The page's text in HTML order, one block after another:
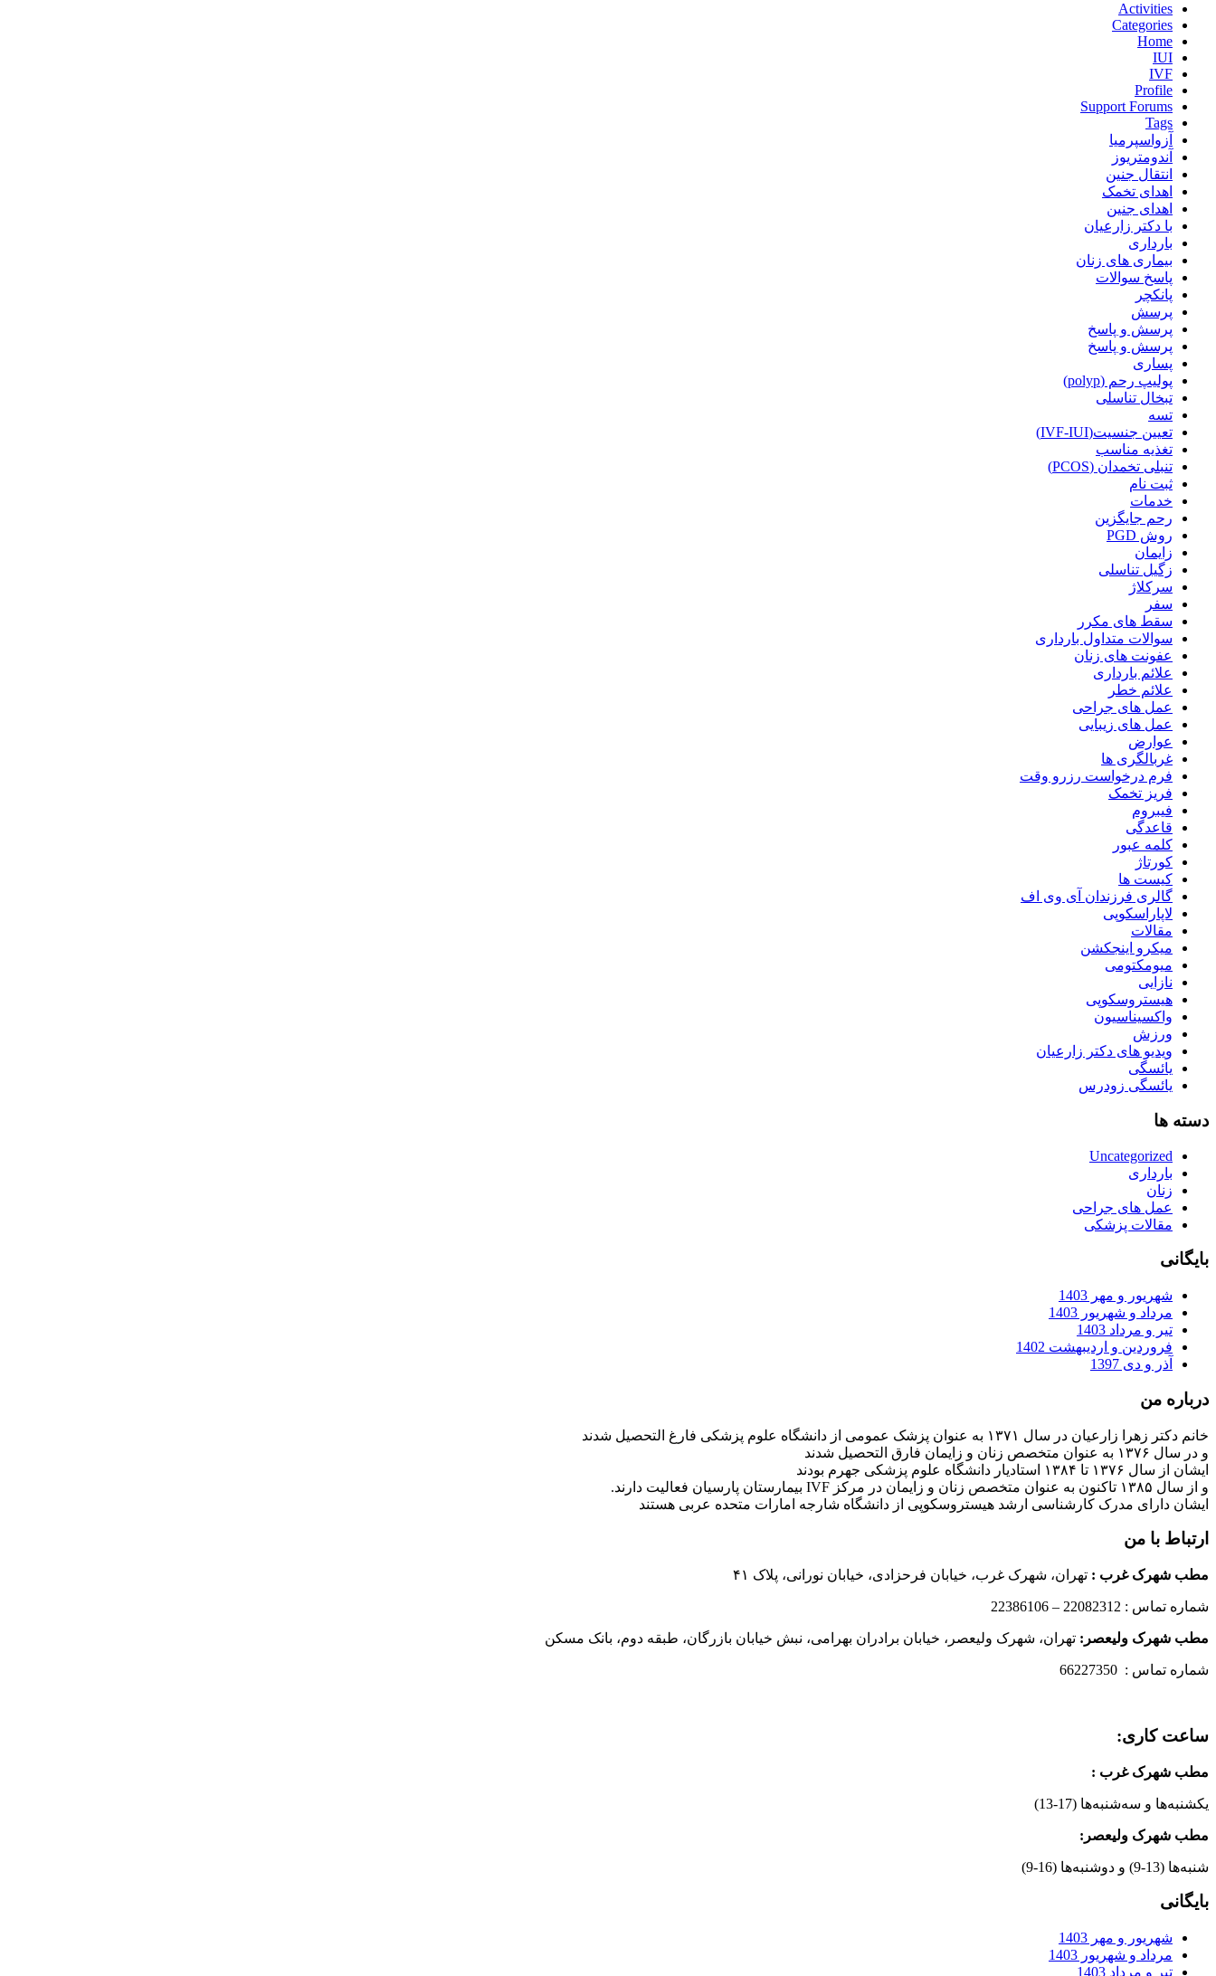
Activities
Categories
Home
IUI
IVF
Profile
Support Forums
Tags
آزواسپرمیا
آندومتریوز
انتقال جنین
اهدای تخمک
اهدای جنین
با دکتر زارعیان
بارداری
بیماری های زنان
پاسخ سوالات
پانکچر
پرسش
پرسش و پاسخ
پرسش و پاسخ
پساری
پولیپ رحم (polyp)
تبخال تناسلی
تسه
تعیین جنسیت(IVF-IUI)
تغذیه مناسب
تنبلی تخمدان (PCOS)
ثبت نام
خدمات
رحم جایگزین
روش PGD
زایمان
زگیل تناسلی
سرکلاژ
سفر
سقط های مکرر
سوالات متداول بارداری
عفونت های زنان
علائم بارداری
علائم خطر
عمل های جراحی
عمل های زیبایی
عوارض
غربالگری ها
فرم درخواست رزرو وقت
فریز تخمک
فیبروم
قاعدگی
کلمه عبور
کورتاژ
کیست ها
گالری فرزندان آی وی اف
لاپاراسکوپی
مقالات
میکرو اینجکشن
میومکتومی
نازایی
هیستروسکوپی
واکسیناسیون
ورزش
ویدیو های دکتر زارعیان
یائسگی
یائسگی زودرس
دسته ها
Uncategorized
بارداری
زنان
عمل های جراحی
مقالات پزشکی
بایگانی
شهریور و مهر 1403
مرداد و شهریور 1403
تیر و مرداد 1403
فروردین و اردیبهشت 1402
آذر و دی 1397
درباره من
خانم دکتر زهرا زارعیان در سال ۱۳۷۱ به عنوان پزشک عمومی از دانشگاه علوم پزشکی فارغ التحصیل شدند
و در سال ۱۳۷۶ به عنوان متخصص زنان و زایمان فارق التحصیل شدند
ایشان از سال ۱۳۷۶ تا ۱۳۸۴ استادیار دانشگاه علوم پزشکی جهرم بودند
و از سال ۱۳۸۵ تاکنون به عنوان متخصص زنان و زایمان در مرکز IVF بیمارستان پارسیان فعالیت دارند.
ایشان دارای مدرک کارشناسی ارشد هیستروسکوپی از دانشگاه شارجه امارات متحده عربی هستند
ارتباط با من
مطب شهرک غرب : تهران، شهرک غرب، خیابان فرحزادی، خیابان نورانی، پلاک ۴۱
شماره تماس : 22082312 – 22386106
مطب شهرک ولیعصر: تهران، شهرک ولیعصر، خیابان برادران بهرامی، نبش خیابان بازرگان، طبقه دوم، بانک مسکن
شماره تماس : 66227350
ساعت کاری:
مطب شهرک غرب :
یکشنبه‌ها و سه‌شنبه‌ها (17-13)
مطب شهرک ولیعصر:
شنبه‌ها (13-9) و دوشنبه‌ها (16-9)
بایگانی
شهریور و مهر 1403
مرداد و شهریور 1403
تیر و مرداد 1403